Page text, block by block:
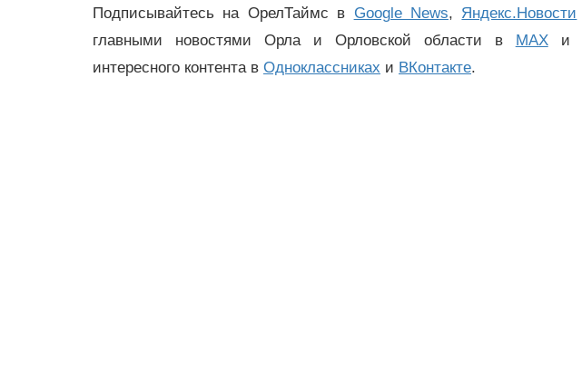
Подписывайтесь на ОрелТаймс в Google News, Яндекс.Новости
главными новостями Орла и Орловской области в
MAXи
интересного контента в Одноклассниках и ВКонтакте.